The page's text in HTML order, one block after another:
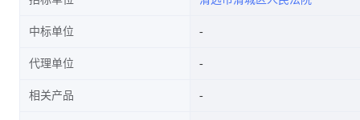
中标单位
代理单位
相关产品